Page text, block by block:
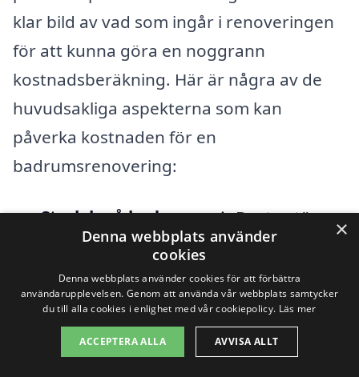
klar bild av vad som ingår i renoveringen
för att kunna göra en noggrann
kostnadsberäkning. Här är några av de
huvudsakliga aspekterna som kan
påverka kostnaden för en
badrumsrenovering:
Storlek på badrummet:Desto större
badrum, desto mer material och
arbete krävs. Priserna kan variera
avsevärt beroende på om du
renoverar ett litet wc eller ett stort
familjebadrum.
×
Denna webbplats använder
cookies
Denna webbplats använder cookies för att förbättra
användarupplevelsen. Genom att använda vår webbplats samtycker
du till alla cookies i enlighet med vår cookiepolicy. Läs mer
ACCEPTERA ALLA AVVISA ALLT